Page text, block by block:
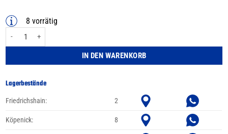
8 vorrätig
IN DEN WARENKORB
Lagerbestände
Friedrichshain: 2
Köpenick: 8